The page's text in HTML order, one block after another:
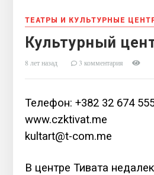
ТЕАТРЫ И КУЛЬТУРНЫЕ
Культурный
8 лет назад 3 комментария
Телефон: +382 32 674
www.czktivat.me
kultart@t-com.me
В центре Тивата